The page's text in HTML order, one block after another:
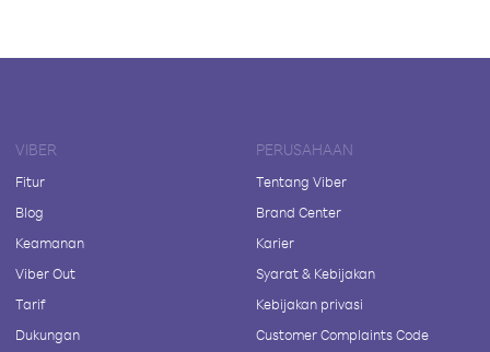
VIBER
Fitur
Blog
Keamanan
Viber Out
Tarif
Dukungan
PERUSAHAAN
Tentang Viber
Brand Center
Karier
Syarat & Kebijakan
Kebijakan privasi
Customer Complaints Code